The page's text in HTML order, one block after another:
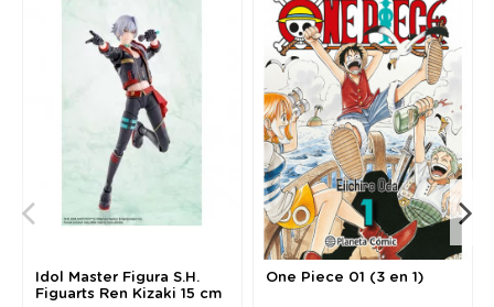
Idol Master Figura S.H.
Figuarts Ren Kizaki 15 cm
One Piece 01 (3 en 1)